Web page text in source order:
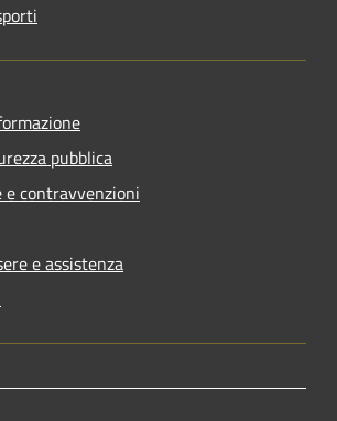
pubblica
contravvenzioni
e assistenza